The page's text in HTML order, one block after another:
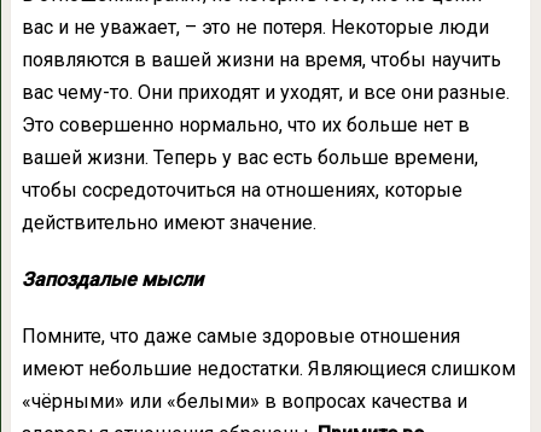
вас и не уважает, – это не потеря. Некоторые люди
появляются в вашей жизни на время, чтобы научить
вас чему-то. Они приходят и уходят, и все они разные.
Это совершенно нормально, что их больше нет в
вашей жизни. Теперь у вас есть больше времени,
чтобы сосредоточиться на отношениях, которые
действительно имеют значение.
Запоздалые мысли
Помните, что даже самые здоровые отношения
имеют небольшие недостатки. Являющиеся слишком
«чёрными» или «белыми» в вопросах качества и